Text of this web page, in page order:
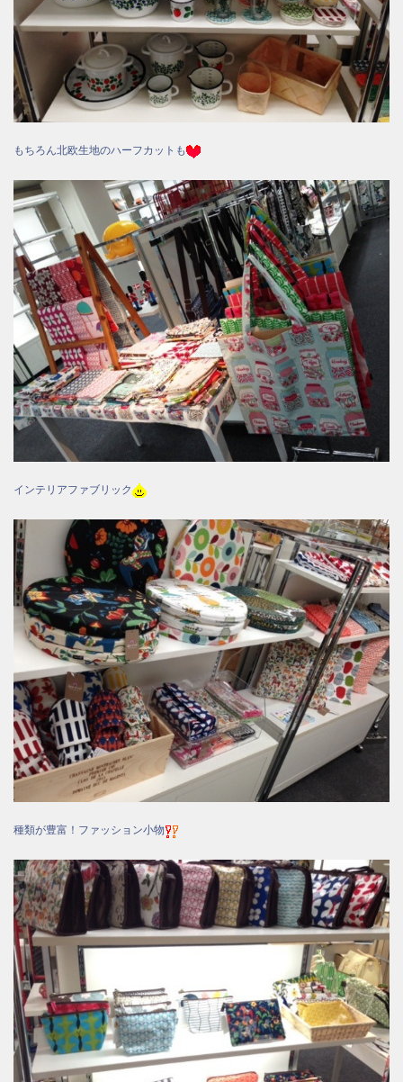
もちろん北欧生地のハーフカットも
インテリアファブリック
種類が豊富！ファッション小物